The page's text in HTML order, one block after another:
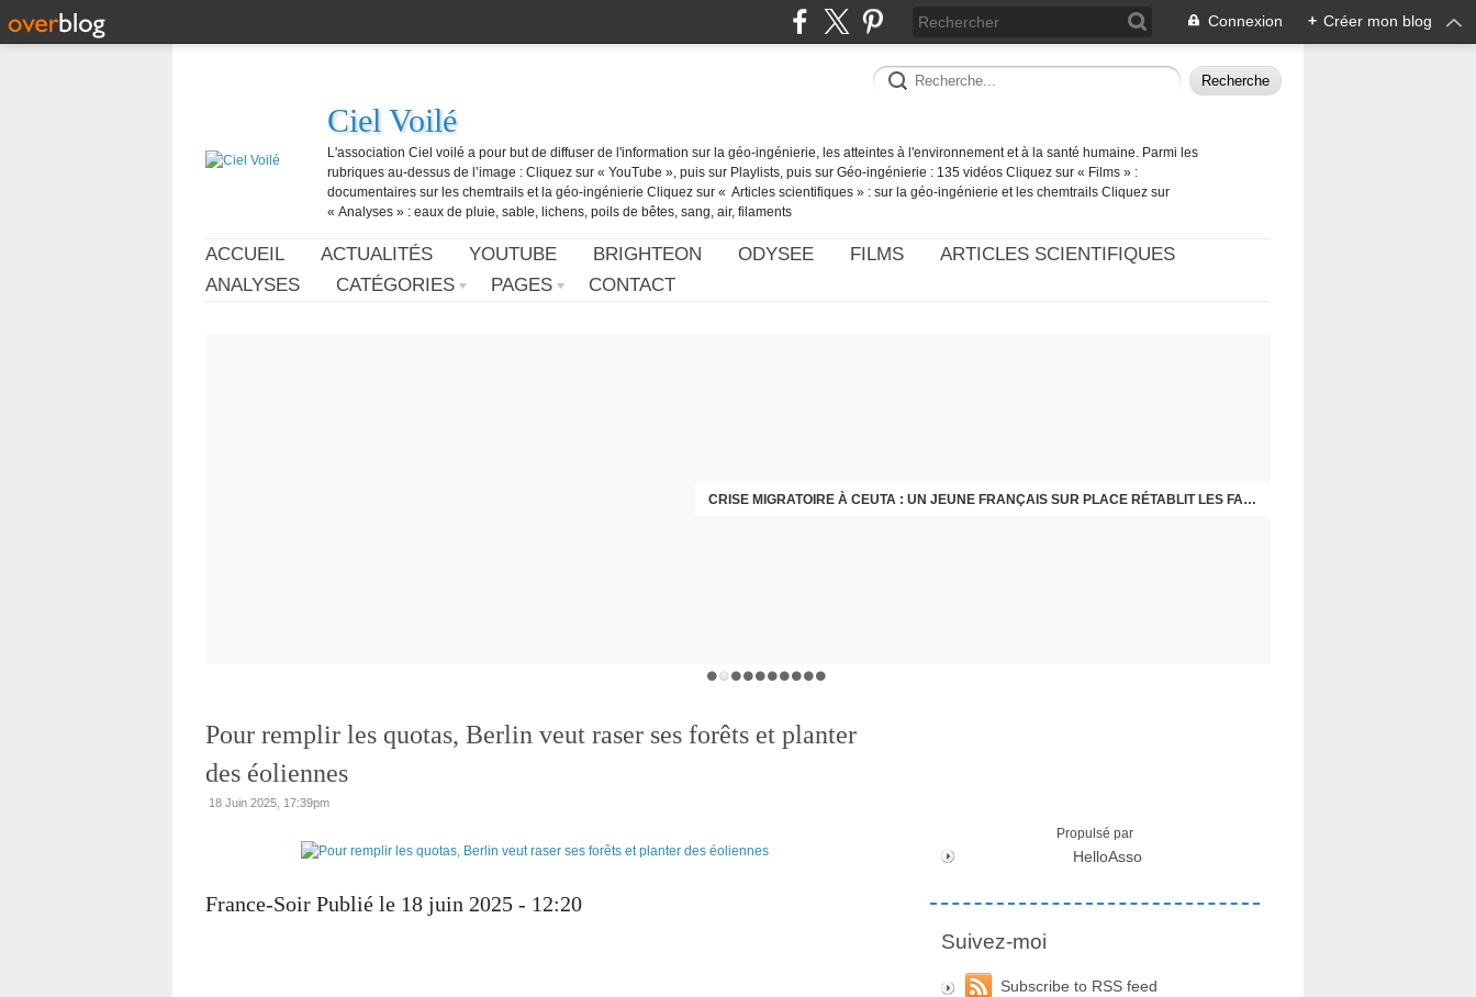
Connexion + Créer mon blog
Ciel Voilé
L'association Ciel voilé a pour but de diffuser de l'information sur la géo-ingénierie, les atteintes à l'environnement et à la santé humaine. Parmi les
rubriques au-dessus de l’image : Cliquez sur « YouTube », puis sur Playlists, puis sur Géo-ingénierie : 135 vidéos Cliquez sur « Films » :
documentaires sur les chemtrails et la géo-ingénierie Cliquez sur « Articles scientifiques » : sur la géo-ingénierie et les chemtrails Cliquez sur
« Analyses » : eaux de pluie, sable, lichens, poils de bêtes, sang, air, filaments
ACCUEIL ACTUALITÉS YOUTUBE BRIGHTEON ODYSEE FILMS
ARTICLES SCIENTIFIQUES
ANALYSES
CATÉGORIES PAGES CONTACT
CRISE MIGRATOIRE À CEUTA : UN JEUNE FRANÇAIS SUR PLACE RÉTABLIT LES FAITS ! - RAPHAËL AYMA
Pour remplir les quotas, Berlin veut raser ses forêts et planter
des éoliennes
18 Juin 2025, 17:39pm
France-Soir Publié le 18 juin 2025 - 12:20
Propulsé par
HelloAsso
Suivez-moi
Subscribe to RSS feed